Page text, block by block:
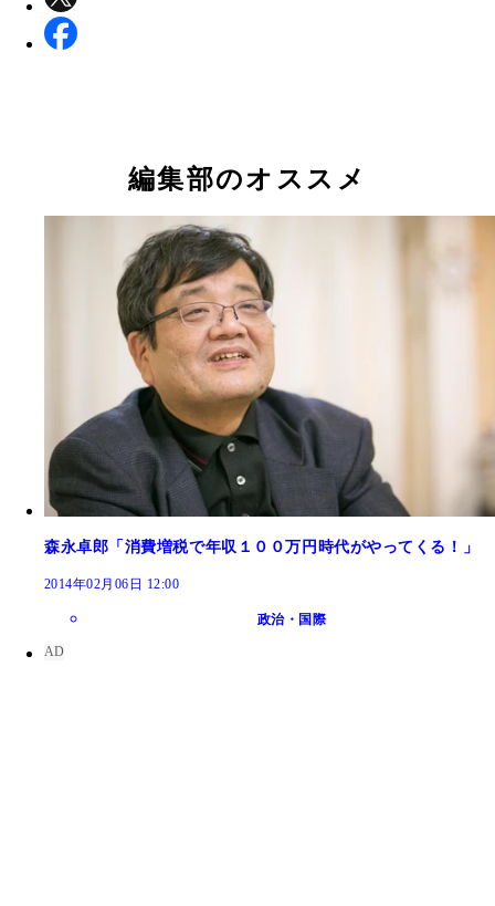
編集部のオススメ
森永卓郎「消費増税で年収１００万円時代がやってくる！」
2014年02月06日 12:00
政治・国際